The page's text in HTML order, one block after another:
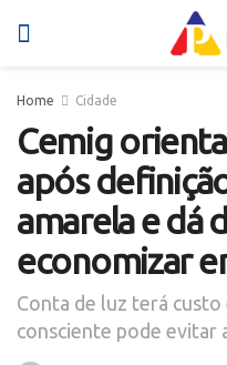
Home Cidade
Cemig
após
amarela e dá
economizar
Conta de luz terá
consciente pode evitar